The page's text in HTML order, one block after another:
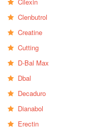
Clenbutrol
Creatine
Cutting
D-Bal Max
Dbal
Decaduro
Dianabol
Erectin